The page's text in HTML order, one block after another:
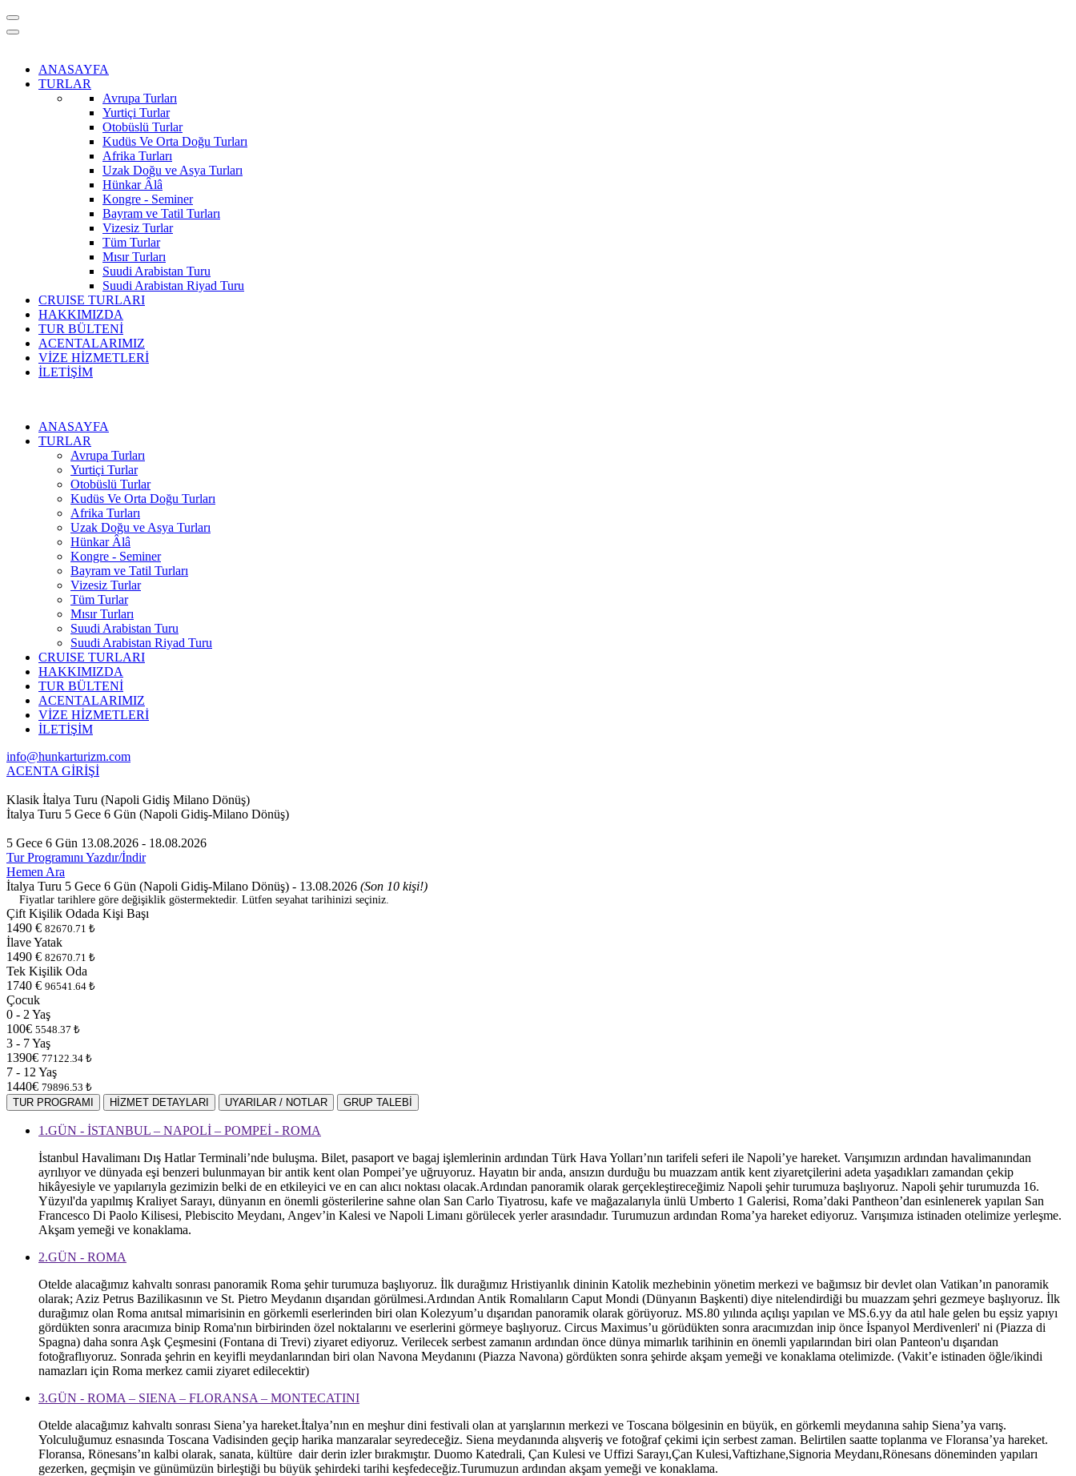
ANASAYFA
TURLAR
Avrupa Turları
Yurtiçi Turlar
Otobüslü Turlar
Kudüs Ve Orta Doğu Turları
Afrika Turları
Uzak Doğu ve Asya Turları
Hünkar Âlâ
Kongre - Seminer
Bayram ve Tatil Turları
Vizesiz Turlar
Tüm Turlar
Mısır Turları
Suudi Arabistan Turu
Suudi Arabistan Riyad Turu
CRUISE TURLARI
HAKKIMIZDA
TUR BÜLTENİ
ACENTALARIMIZ
VİZE HİZMETLERİ
İLETİŞİM
ANASAYFA
TURLAR
Avrupa Turları
Yurtiçi Turlar
Otobüslü Turlar
Kudüs Ve Orta Doğu Turları
Afrika Turları
Uzak Doğu ve Asya Turları
Hünkar Âlâ
Kongre - Seminer
Bayram ve Tatil Turları
Vizesiz Turlar
Tüm Turlar
Mısır Turları
Suudi Arabistan Turu
Suudi Arabistan Riyad Turu
CRUISE TURLARI
HAKKIMIZDA
TUR BÜLTENİ
ACENTALARIMIZ
VİZE HİZMETLERİ
İLETİŞİM
info@hunkarturizm.com
ACENTA GİRİŞİ
Klasik İtalya Turu (Napoli Gidiş Milano Dönüş)
İtalya Turu 5 Gece 6 Gün (Napoli Gidiş-Milano Dönüş)
5 Gece 6 Gün 13.08.2026 - 18.08.2026
Tur Programını Yazdır/İndir
Hemen Ara
İtalya Turu 5 Gece 6 Gün (Napoli Gidiş-Milano Dönüş) - 13.08.2026 (Son 10 kişi!)
Fiyatlar tarihlere göre değişiklik göstermektedir. Lütfen seyahat tarihinizi seçiniz.
Çift Kişilik Odada Kişi Başı
1490 € 82670.71 ₺
İlave Yatak
1490 € 82670.71 ₺
Tek Kişilik Oda
1740 € 96541.64 ₺
Çocuk
0 - 2 Yaş
100€ 5548.37 ₺
3 - 7 Yaş
1390€ 77122.34 ₺
7 - 12 Yaş
1440€ 79896.53 ₺
TUR PROGRAMI
HİZMET DETAYLARI UYARILAR / NOTLAR GRUP TALEBİ
1.GÜN - İSTANBUL – NAPOLİ – POMPEİ - ROMA
İstanbul Havalimanı Dış Hatlar Terminali’nde buluşma. Bilet, pasaport ve bagaj işlemlerinin ardından Türk Hava Yolları’nın tarifeli seferi ile Napoli’ye hareket. Varışımızın ardından havalimanından
ayrılıyor ve dünyada eşi benzeri bulunmayan bir antik kent olan Pompei’ye uğruyoruz. Hayatın bir anda, ansızın durduğu bu muazzam antik kent ziyaretçilerini adeta yaşadıkları zamandan çekip
hikâyesiyle ve yapılarıyla gezimizin belki de en etkileyici ve en can alıcı noktası olacak.Ardından panoramik olarak gerçekleştireceğimiz Napoli şehir turumuza başlıyoruz. Napoli şehir turumuzda 16.
Yüzyıl'da yapılmış Kraliyet Sarayı, dünyanın en önemli gösterilerine sahne olan San Carlo Tiyatrosu, kafe ve mağazalarıyla ünlü Umberto 1 Galerisi, Roma’daki Pantheon’dan esinlenerek yapılan San
Francesco Di Paolo Kilisesi, Plebiscito Meydanı, Angev’in Kalesi ve Napoli Limanı görülecek yerler arasındadır. Turumuzun ardından Roma’ya hareket ediyoruz. Varışımıza istinaden otelimize yerleşme.
Akşam yemeği ve konaklama.
2.GÜN - ROMA
Otelde alacağımız kahvaltı sonrası panoramik Roma şehir turumuza başlıyoruz. İlk durağımız Hristiyanlık dininin Katolik mezhebinin yönetim merkezi ve bağımsız bir devlet olan Vatikan’ın panoramik
olarak; Aziz Petrus Bazilikasının ve St. Pietro Meydanın dışarıdan görülmesi.Ardından Antik Romalıların Caput Mondi (Dünyanın Başkenti) diye nitelendirdiği bu muazzam şehri gezmeye başlıyoruz. İlk
durağımız olan Roma anıtsal mimarisinin en görkemli eserlerinden biri olan Kolezyum’u dışarıdan panoramik olarak görüyoruz. MS.80 yılında açılışı yapılan ve MS.6.yy da atıl hale gelen bu eşsiz yapıyı
gördükten sonra aracımıza binip Roma'nın birbirinden özel noktalarını ve eserlerini görmeye başlıyoruz. Circus Maximus’u görüdükten sonra aracımızdan inip önce İspanyol Merdivenleri' ni (Piazza di
Spagna) daha sonra Aşk Çeşmesini (Fontana di Trevi) ziyaret ediyoruz. Verilecek serbest zamanın ardından önce dünya mimarlık tarihinin en önemli yapılarından biri olan Panteon'u dışarıdan
fotoğraflıyoruz. Sonrada şehrin en keyifli meydanlarından biri olan Navona Meydanını (Piazza Navona) gördükten sonra şehirde akşam yemeği ve konaklama otelimizde. (Vakit’e istinaden öğle/ikindi
namazları için Roma merkez camii ziyaret edilecektir)
3.GÜN - ROMA – SIENA – FLORANSA – MONTECATINI
Otelde alacağımız kahvaltı sonrası Siena’ya hareket.İtalya’nın en meşhur dini festivali olan at yarışlarının merkezi ve Toscana bölgesinin en büyük, en görkemli meydanına sahip Siena’ya varış.
Yolculuğumuz esnasında Toscana Vadisinden geçip harika manzaralar seyredeceğiz. Siena meydanında alışveriş ve fotoğraf çekimi için serbest zaman. Belirtilen saatte toplanma ve Floransa’ya hareket.
Floransa, Rönesans’ın kalbi olarak, sanata, kültüre dair derin izler bırakmıştır. Duomo Katedrali, Çan Kulesi ve Uffizi Sarayı,Çan Kulesi,Vaftizhane,Signoria Meydanı,Rönesans döneminden yapıları
gezerken, geçmişin ve günümüzün birleştiği bu büyük şehirdeki tarihi keşfedeceğiz.Turumuzun ardından akşam yemeği ve konaklama.